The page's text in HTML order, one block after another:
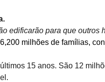
edificarão para que outros
milhões de famílias,
15 anos. São 12